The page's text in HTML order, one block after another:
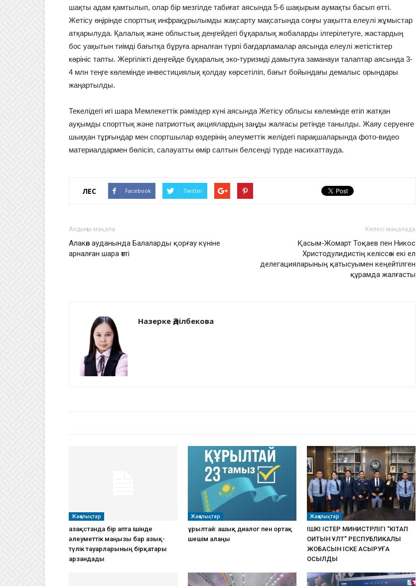
шақты адам қамтылып, олар бір мезгілде табиғат аясында 5-6 шақырым аумақты басып өтті.
Жетісу өңірінде спорттық инфрақұрылымды жақсарту мақсатында соңғы уақытта елеулі жұмыстар
атқарылуда. Қалалық және облыстық деңгейдегі бұқаралық жобаларды ілгерілетуге, жастардың
бос уақытын тиімді бағытқа бұруға арналған түрлі бағдарламалар аясында елеулі жетістіктер
көрініс тапты. Жергілікті деңгейде бұқаралық эко-туризмді дамытуға заманауи талаптар аясында 3-
4 млн теңге көлемінде инвестициялық қолдау көрсетіліп, бағыт бойындағы демалыс орындары
жаңартылды.
Текелідегі игі шара Мемлекеттік рәміздер күні аясында Жетісу облысы көлемінде өтіп жатқан
ауқымды спорттық және патриоттық акциялардың заңды жалғасы ретінде танылды. Жаяу серуенге
шыққан тұрғындар мен спортшылар өздерінің әлеуметтік желідегі парақшаларында фото-видео
материалдармен бөлісіп, салауатты өмір салтын белсенді түрде насихаттауда.
ҮЛЕС Facebook Twitter
Алдыңғы мақала
Алакөл ауданында Балаларды қорғау күніне
арналған шара өтті
Келесі мақалада
Қасым-Жомарт Тоқаев пен Никос
Христодулидистің келіссөзі екі ел
делегацияларының қатысуымен кеңейтілген
құрамда жалғасты
Назерке Әділбекова
Жаңалықтар
Қазақстанда бір апта ішінде
әлеуметтік маңызы бар азық-
түлік тауарларының бірқатары
арзандады
Жаңалықтар
Құрылтай: ашық диалог пен ортақ
шешім алаңы
Жаңалықтар
ІШКІ ІСТЕР МИНИСТРЛІГІ “КІТАП
ОҚИТЫН ҰЛТ” РЕСПУБЛИКАЛЫҚ
ЖОБАСЫН ІСКЕ АСЫРУҒА
ҚОСЫЛДЫ